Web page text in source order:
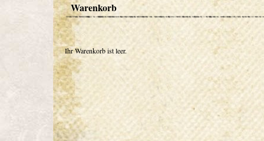
Warenkorb
Ihr Warenkorb ist leer.